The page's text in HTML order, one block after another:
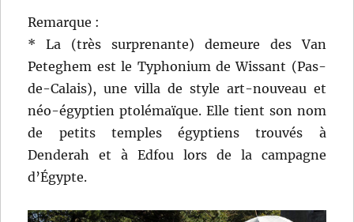
Remarque :
* La (très surprenante) demeure des Van
Peteghem est le Typhonium de Wissant (Pas-
de-Calais), une villa de style art-nouveau et
néo-égyptien ptolémaïque. Elle tient son nom
de petits temples égyptiens trouvés à
Denderah et à Edfou lors de la campagne
d’Égypte.